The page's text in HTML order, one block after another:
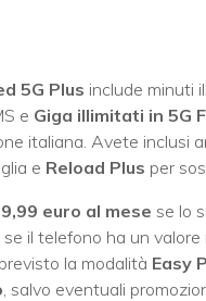
5G Plus include minuti
e Giga illimitati in 5G
italiana. Avete inclusi
e Reload Plus per
euro al mese se lo
se il telefono ha un
la modalità Easy
, salvo eventuali